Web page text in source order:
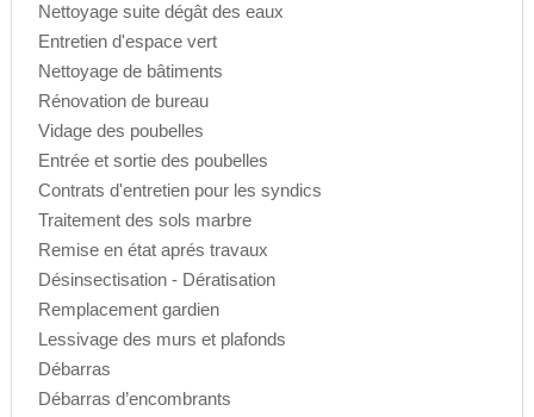
Nettoyage suite dégât des eaux
Entretien d'espace vert
Nettoyage de bâtiments
Rénovation de bureau
Vidage des poubelles
Entrée et sortie des poubelles
Contrats d'entretien pour les syndics
Traitement des sols marbre
Remise en état aprés travaux
Désinsectisation - Dératisation
Remplacement gardien
Lessivage des murs et plafonds
Débarras
Débarras d’encombrants